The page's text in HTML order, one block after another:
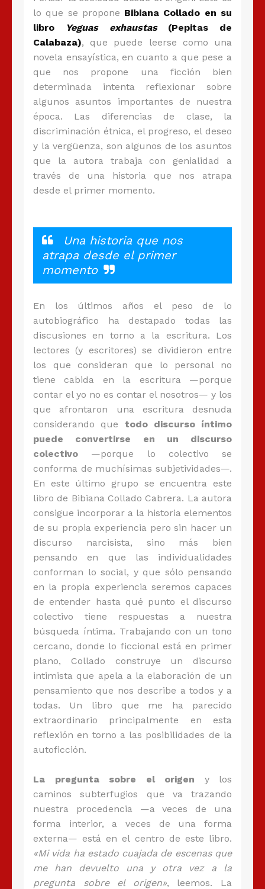
lo que se propone Bibiana Collado en su
libro
Yeguas exhaustas(Pepitas de
Calabaza), que puede leerse como una
novela ensayística, en cuanto a que pese a
que nos propone una ficción bien
determinada intenta reflexionar sobre
algunos asuntos importantes de nuestra
época. Las diferencias de clase, la
discriminación étnica, el progreso, el deseo
y la vergüenza, son algunos de los asuntos
que la autora trabaja con genialidad a
través de una historia que nos atrapa
desde el primer momento.
Una historia que nos
atrapa desde el primer
momento
En los últimos años el peso de lo
autobiográfico ha destapado todas las
discusiones en torno a la escritura. Los
lectores (y escritores) se dividieron entre
los que consideran que lo personal no
tiene cabida en la escritura —porque
contar el yo no es contar el nosotros— y los
que afrontaron una escritura desnuda
considerando que todo discurso íntimo
puede convertirse en un discurso
colectivo —porque lo colectivo se
conforma de muchísimas subjetividades—.
En este último grupo se encuentra este
libro de Bibiana Collado Cabrera. La autora
consigue incorporar a la historia elementos
de su propia experiencia pero sin hacer un
discurso narcisista, sino más bien
pensando en que las individualidades
conforman lo social, y que sólo pensando
en la propia experiencia seremos capaces
de entender hasta qué punto el discurso
colectivo tiene respuestas a nuestra
búsqueda íntima. Trabajando con un tono
cercano, donde lo ficcional está en primer
plano, Collado construye un discurso
intimista que apela a la elaboración de un
pensamiento que nos describe a todos y a
todas. Un libro que me ha parecido
extraordinario principalmente en esta
reflexión en torno a las posibilidades de la
autoficción.
La pregunta sobre el origen y los
caminos subterfugios que va trazando
nuestra procedencia —a veces de una
forma interior, a veces de una forma
externa— está en el centro de este libro.
«Mi vida ha estado cuajada de escenas que
me han devuelto una y otra vez a la
pregunta sobre el origen», leemos. La